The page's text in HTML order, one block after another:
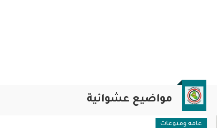
مواضيع عشوائية
عامة ومنوعات